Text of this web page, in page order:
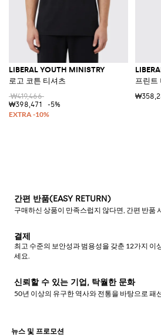
LIBERAL YOUTH MINISTRY
로고 코튼 티셔츠
₩419,466
₩398,471
-5%
프린트
간편 반품(EASY RETURN)
구매하신 상품이 만족스럽지 않다면, 간편 반품
결제
최고 수준의 보안성과 범용성을 갖춘 12가지 이
세요.
신뢰할 수 있는 기업, 탁월한 문화
50년 이상의 유구한 역사와 전통을 바탕으로 패
뉴스 및 프로모션